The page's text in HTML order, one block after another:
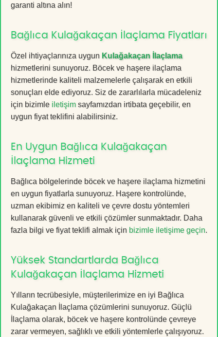
garanti altına alın!
Bağlıca Kulağakaçan İlaçlama Fiyatları
Özel ihtiyaçlarınıza uygun Kulağakaçan İlaçlama
hizmetlerini sunuyoruz. Böcek ve haşere ilaçlama
hizmetlerinde kaliteli malzemelerle çalışarak en etkili
sonuçları elde ediyoruz. Siz de zararlılarla mücadeleniz
için bizimle iletişim sayfamızdan irtibata geçebilir, en
uygun fiyat teklifini alabilirsiniz.
En Uygun Bağlıca Kulağakaçan
İlaçlama Hizmeti
Bağlıca bölgelerinde böcek ve haşere ilaçlama hizmetini
en uygun fiyatlarla sunuyoruz. Haşere kontrolünde,
uzman ekibimiz en kaliteli ve çevre dostu yöntemleri
kullanarak güvenli ve etkili çözümler sunmaktadır. Daha
fazla bilgi ve fiyat teklifi almak için bizimle iletişime geçin.
Yüksek Standartlarda Bağlıca
Kulağakaçan İlaçlama Hizmeti
Yılların tecrübesiyle, müşterilerimize en iyi Bağlıca
Kulağakaçan İlaçlama çözümlerini sunuyoruz. Güçlü
İlaçlama olarak, böcek ve haşere kontrolünde çevreye
zarar vermeyen, sağlıklı ve etkili yöntemlerle çalışıyoruz.